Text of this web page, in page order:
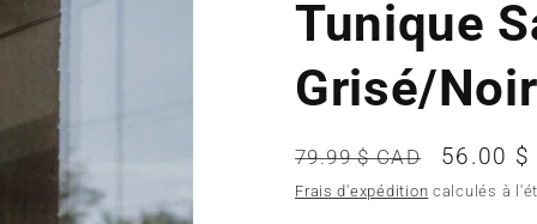
Tunique
Grisé/Noir
Prix
habituel
79.99 $ CAD
Prix
56.00 $
Frais d'expédition calculés à